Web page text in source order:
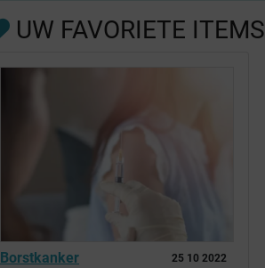
UW FAVORIETE ITEMS
25 10 2022
Borstkanker